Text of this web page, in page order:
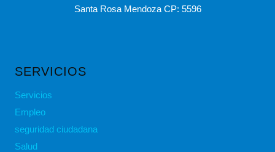
Santa Rosa Mendoza CP: 5596
SERVICIOS
Servicios
Empleo
seguridad ciudadana
Salud